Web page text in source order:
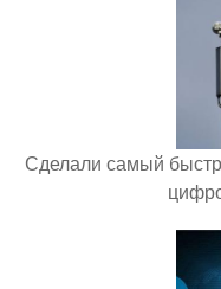
Сделали самый